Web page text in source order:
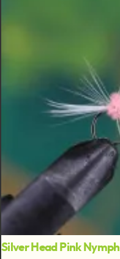
Silver Head Pink Nymph